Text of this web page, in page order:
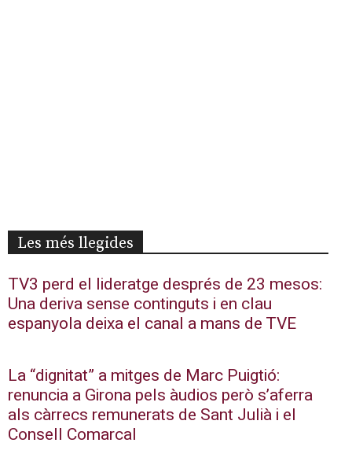
Les més llegides
TV3 perd el lideratge després de 23 mesos:
Una deriva sense continguts i en clau
espanyola deixa el canal a mans de TVE
La “dignitat” a mitges de Marc Puigtió:
renuncia a Girona pels àudios però s’aferra
als càrrecs remunerats de Sant Julià i el
Consell Comarcal